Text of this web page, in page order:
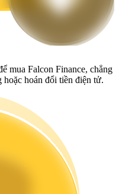
lập tức
mua Falcon Finance, chẳng
hoặc hoán đổi tiền điện tử.